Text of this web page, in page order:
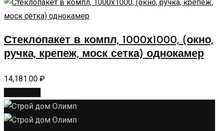
Стеклопакет в компл, 1000х1000, (окно,
ручка, крепеж, моск сетка) однокамер
14,181.00 ₽